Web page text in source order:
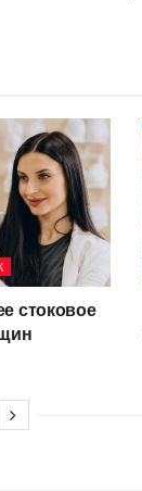
стоковое